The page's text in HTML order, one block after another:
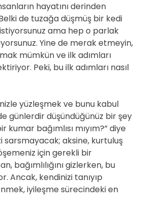
hayatını derinden
de tuzağa düşmüş bir kedi
ama hep o parlak
Yine de merak etmeyin,
mümkün ve ilk adımları
Peki, bu ilk adımları nasıl
yüzleşmek ve bunu kabul
günlerdir düşündüğünüz bir şey
kumar bağımlısı mıyım?” diye
sarsmayacak; aksine, kurtuluş
için gerekli bir
bağımlılığını gizlerken, bu
Ancak, kendinizi tanıyıp
iyileşme sürecindeki en